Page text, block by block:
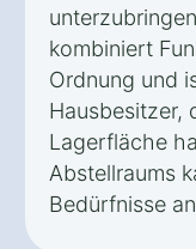
kombiniert
Ordnung und
Hausbesitzer,
Lagerfläche
Abstellraums
Bedürfnisse